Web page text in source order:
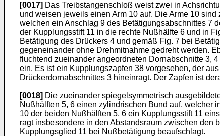
[0017] Das Treibstangenschloß weist zwei in
und weisen jeweils einen Arm 10 auf. Die Arme 10
welchen ein Anschlag 9 des Betätigungsabschnittes 7
der Kupplungsstift 11 in die rechte Nußhälfte 6 und in
Betätigung des Drückers 4 und gemäß Fig. 7 bei
gegeneinander ohne Drehmitnahme gedreht werden.
fluchtend zueinander angeordneten Dornabschnitte 3,
ein. Es ist ein Kupplungszapfen 38 vorgesehen, der
Drückerdornabschnittes 3 hineinragt. Der Zapfen ist
[0018] Die zueinander spiegelsymmetrisch
Nußhälften 5, 6 einen zylindrischen Bund auf, welcher
10 der beiden Nußhälften 5, 6 ein Kupplungsstift 11
ragt insbesondere in den Abstandsraum zwischen den
Kupplungsglied 11 bei Nußbetätigung beaufschlagt.